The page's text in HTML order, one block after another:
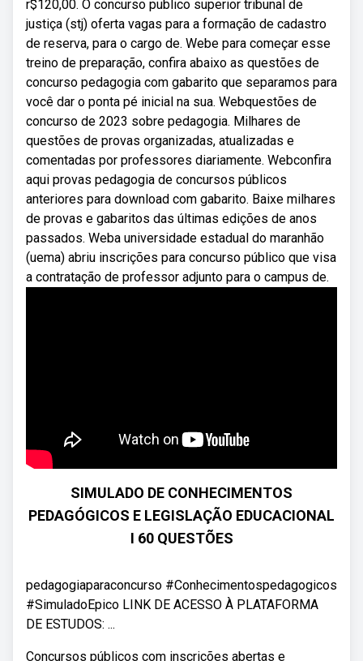
r$120,00. O concurso publico superior tribunal de
justiça (stj) oferta vagas para a formação de cadastro
de reserva, para o cargo de. Webe para começar esse
treino de preparação, confira abaixo as questões de
concurso pedagogia com gabarito que separamos para
você dar o ponta pé inicial na sua. Webquestões de
concurso de 2023 sobre pedagogia. Milhares de
questões de provas organizadas, atualizadas e
comentadas por professores diariamente. Webconfira
aqui provas pedagogia de concursos públicos
anteriores para download com gabarito. Baixe milhares
de provas e gabaritos das últimas edições de anos
passados. Weba universidade estadual do maranhão
(uema) abriu inscrições para concurso público que visa
a contratação de professor adjunto para o campus de.
SIMULADO DE CONHECIMENTOS
PEDAGÓGICOS E LEGISLAÇÃO EDUCACIONAL
I 60 QUESTÕES
pedagogiaparaconcurso #Conhecimentospedagogicos
#SimuladoEpico LINK DE ACESSO À PLATAFORMA
DE ESTUDOS: ...
Concursos públicos com inscrições abertas e